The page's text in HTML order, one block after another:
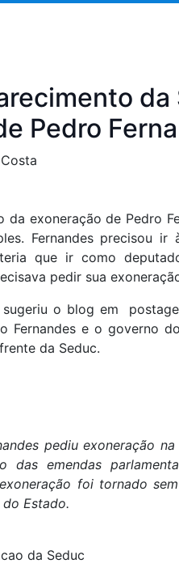
da
Pedro
exoneração de Pedro
Fernandes precisou
que ir como
pedir sua
sugeriu o blog em
Fernandes e o governo
da Seduc.
pediu exoneração
das emendas
foi tornado
Estado.
da Seduc